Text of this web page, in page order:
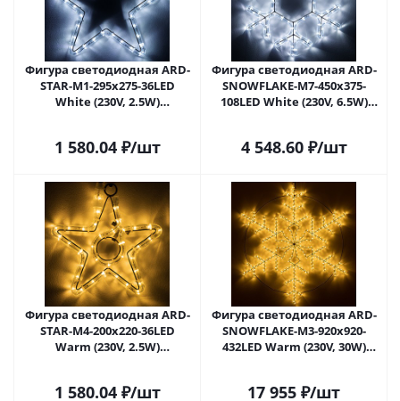
Фигура cветодиодная ARD-
STAR-M1-295x275-36LED
White (230V, 2.5W)
1 580.04₽/шт
Фигура светодиодная ARD-
SNOWFLAKE-M7-450x375-
108LED White (230V, 6.5W)
4 548.60₽/шт
Фигура светодиодная ARD-
STAR-M4-200x220-36LED
Warm (230V, 2.5W)
1 580.04₽/шт
Фигура светодиодная ARD-
SNOWFLAKE-M3-920x920-
432LED Warm (230V, 30W)
17 955 ₽/шт